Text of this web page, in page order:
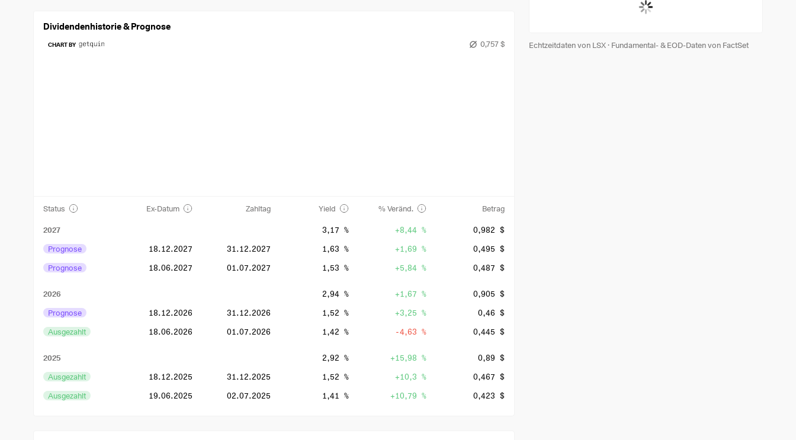
Dividendenhistorie & Prognose
0,757 $
CHART BY
Status Ex-Datum Zahltag Yield % Veränd. Betrag
2027 3,17 % +8,44 %
0,982 $
Prognose
18.12.2027 31.12.2027 1,63 % +1,69 %
0,495 $
Prognose
18.06.2027 01.07.2027 1,53 % +5,84 % 0,487 $
2026 2,94 % +1,67 %
0,905 $
Prognose
18.12.2026 31.12.2026 1,52 % +3,25 %
0,46 $
Ausgezahlt
18.06.2026 01.07.2026 1,42 % -4,63 % 0,445 $
2025 2,92 % +15,98 %
0,89 $
Ausgezahlt
18.12.2025 31.12.2025 1,52 % +10,3 %
0,467 $
Ausgezahlt
19.06.2025 02.07.2025 1,41 % +10,79 % 0,423 $
Echtzeitdaten von LSX· Fundamental- & EOD-Daten von FactSet